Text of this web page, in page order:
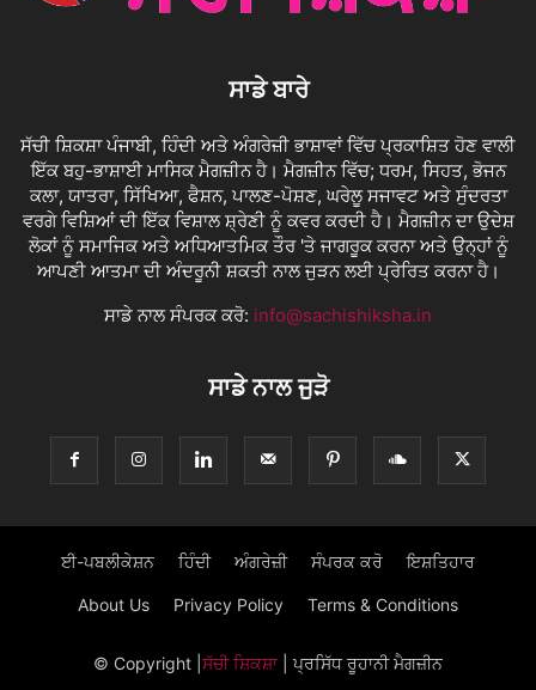
ਸਾਡੇ ਬਾਰੇ
ਸੱਚੀ ਸ਼ਿਕਸ਼ਾ ਪੰਜਾਬੀ, ਹਿੰਦੀ ਅਤੇ ਅੰਗਰੇਜ਼ੀ ਭਾਸ਼ਾਵਾਂ ਵਿੱਚ ਪ੍ਰਕਾਸ਼ਿਤ ਹੋਣ ਵਾਲੀ
ਇੱਕ ਬਹੁ-ਭਾਸ਼ਾਈ ਮਾਸਿਕ ਮੈਗਜ਼ੀਨ ਹੈ। ਮੈਗਜ਼ੀਨ ਵਿੱਚ; ਧਰਮ, ਸਿਹਤ, ਭੋਜਨ
ਕਲਾ, ਯਾਤਰਾ, ਸਿੱਖਿਆ, ਫੈਸ਼ਨ, ਪਾਲਣ-ਪੋਸ਼ਣ, ਘਰੇਲੂ ਸਜਾਵਟ ਅਤੇ ਸੁੰਦਰਤਾ
ਵਰਗੇ ਵਿਸ਼ਿਆਂ ਦੀ ਇੱਕ ਵਿਸ਼ਾਲ ਸ਼੍ਰੇਣੀ ਨੂੰ ਕਵਰ ਕਰਦੀ ਹੈ। ਮੈਗਜ਼ੀਨ ਦਾ ਉਦੇਸ਼
ਲੋਕਾਂ ਨੂੰ ਸਮਾਜਿਕ ਅਤੇ ਅਧਿਆਤਮਿਕ ਤੌਰ 'ਤੇ ਜਾਗਰੂਕ ਕਰਨਾ ਅਤੇ ਉਨ੍ਹਾਂ ਨੂੰ
ਆਪਣੀ ਆਤਮਾ ਦੀ ਅੰਦਰੂਨੀ ਸ਼ਕਤੀ ਨਾਲ ਜੁੜਨ ਲਈ ਪ੍ਰੇਰਿਤ ਕਰਨਾ ਹੈ।
ਸਾਡੇ ਨਾਲ ਸੰਪਰਕ ਕਰੋ: info@sachishiksha.in
ਸਾਡੇ ਨਾਲ ਜੁੜੋ
ਈ-ਪਬਲੀਕੇਸ਼ਨ ਹਿੰਦੀ ਅੰਗਰੇਜ਼ੀ ਸੰਪਰਕ ਕਰੋ ਇਸ਼ਤਿਹਾਰ
About Us Privacy Policy Terms & Conditions
© Copyright ਸੱਚੀ ਸ਼ਿਕਸ਼ਾ| ਪ੍ਰਸਿੱਧ ਰੂਹਾਨੀ ਮੈਗਜ਼ੀਨ